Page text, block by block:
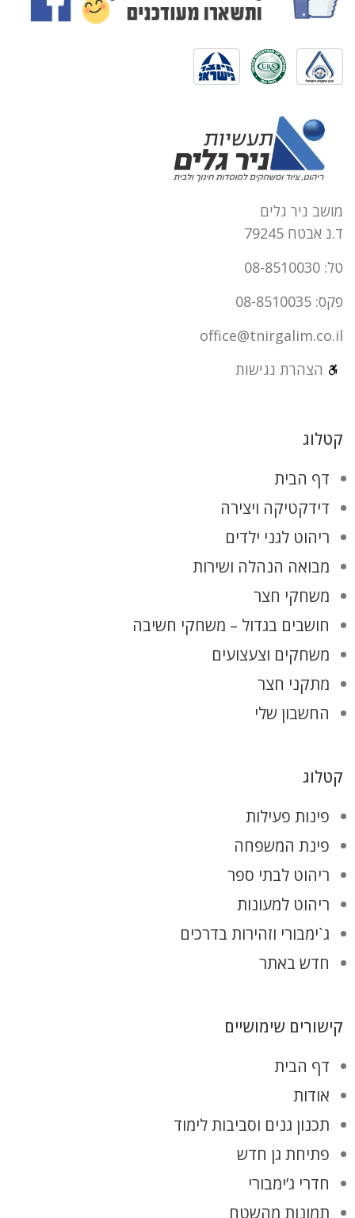
מושב ניר גלים
ד.נ אבטח 79245
טל: 08-8510030
פקס: 08-8510035
office@tnirgalim.co.il
הצהרת נגישות
קטלוג
דף הבית
דידקטיקה ויצירה
ריהוט לגני ילדים
מבואה הנהלה ושירות
משחקי חצר
חושבים בגדול – משחקי חשיבה
משחקים וצעצועים
מתקני חצר
החשבון שלי
קטלוג
פינות פעילות
פינת המשפחה
ריהוט לבתי ספר
ריהוט למעונות
ג`ימבורי וזהירות בדרכים
חדש באתר
קישורים שימושיים
דף הבית
אודות
תכנון גנים וסביבות לימוד
פתיחת גן חדש
חדרי ג’ימבורי
תמונות מהשטח